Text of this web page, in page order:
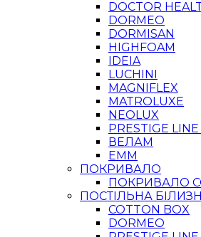
DOCTOR
DORMEO
DORMISAN
HIGHFOAM
IDEIA
LUCHINI
MAGNIFLEX
MATROLUXE
NEOLUX
PRESTIGE
ВЕЛАМ
ЕММ
ПОКРИВАЛО
ПОКРИВАЛО
ПОСТІЛЬНА
COTTON BOX
DORMEO